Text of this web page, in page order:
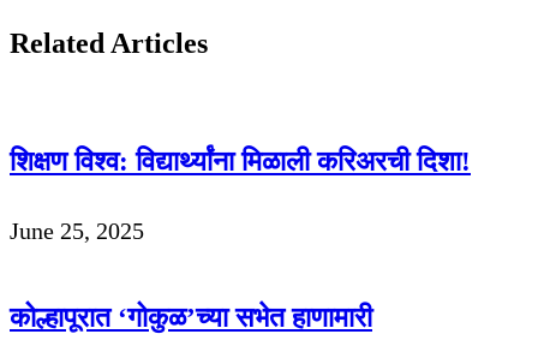
Related Articles
शिक्षण विश्व: विद्यार्थ्यांना मिळाली करिअरची दिशा!
June 25, 2025
कोल्हापूरात ‘गोकुळ’च्या सभेत हाणामारी